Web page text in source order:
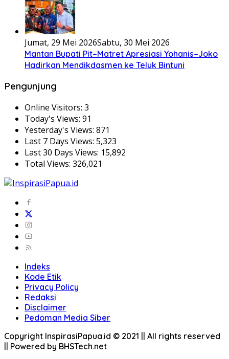
Jumat, 29 Mei 2026Sabtu, 30 Mei 2026
Mantan Bupati Pit–Matret Apresiasi Yohanis–Joko
Hadirkan Mendikdasmen ke Teluk Bintuni
Pengunjung
Online Visitors: 3
Today's Views: 91
Yesterday's Views: 871
Last 7 Days Views: 5,323
Last 30 Days Views: 15,892
Total Views: 326,021
Indeks
Kode Etik
Privacy Policy
Redaksi
Disclaimer
Pedoman Media Siber
Copyright InspirasiPapua.id © 2021 || All rights reserved
|| Powered by BHSTech.net